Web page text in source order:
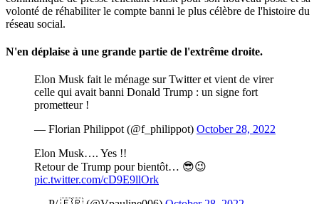
volonté de réhabiliter le compte banni le plus célèbre de l'histoire du
réseau social.
N'en déplaise à une grande partie de l'extrême droite.
Elon Musk fait le ménage sur Twitter et vient de virer
celle qui avait banni Donald Trump : un signe fort
prometteur !
— Florian Philippot (@f_philippot) October 28, 2022
Elon Musk…. Yes !!
Retour de Trump pour bientôt… 😎😉
pic.twitter.com/cD9E9llOrk